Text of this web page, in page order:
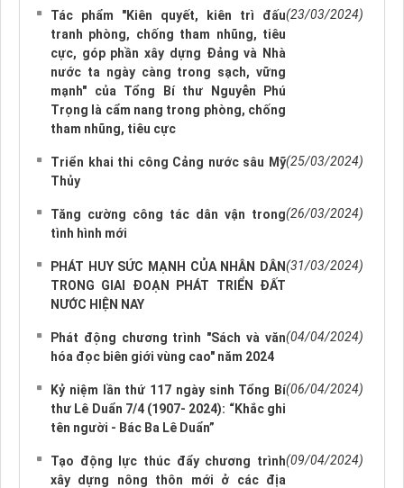
Tác phẩm "Kiên quyết, kiên trì đấu
tranh phòng, chống tham nhũng, tiêu
cực, góp phần xây dựng Đảng và Nhà
nước ta ngày càng trong sạch, vững
mạnh" của Tổng Bí thư Nguyễn Phú
Trọng là cẩm nang trong phòng, chống
tham nhũng, tiêu cực
(23/03/2024)
Triển khai thi công Cảng nước sâu Mỹ
Thủy
(25/03/2024)
Tăng cường công tác dân vận trong
tình hình mới
(26/03/2024)
PHÁT HUY SỨC MẠNH CỦA NHÂN DÂN
TRONG GIAI ĐOẠN PHÁT TRIỂN ĐẤT
NƯỚC HIỆN NAY
(31/03/2024)
Phát động chương trình "Sách và văn
hóa đọc biên giới vùng cao" năm 2024
(04/04/2024)
Kỷ niệm lần thứ 117 ngày sinh Tổng Bí
thư Lê Duẩn 7/4 (1907- 2024): “Khắc ghi
tên người - Bác Ba Lê Duẩn”
(06/04/2024)
Tạo động lực thúc đẩy chương trình
xây dựng nông thôn mới ở các địa
(09/04/2024)